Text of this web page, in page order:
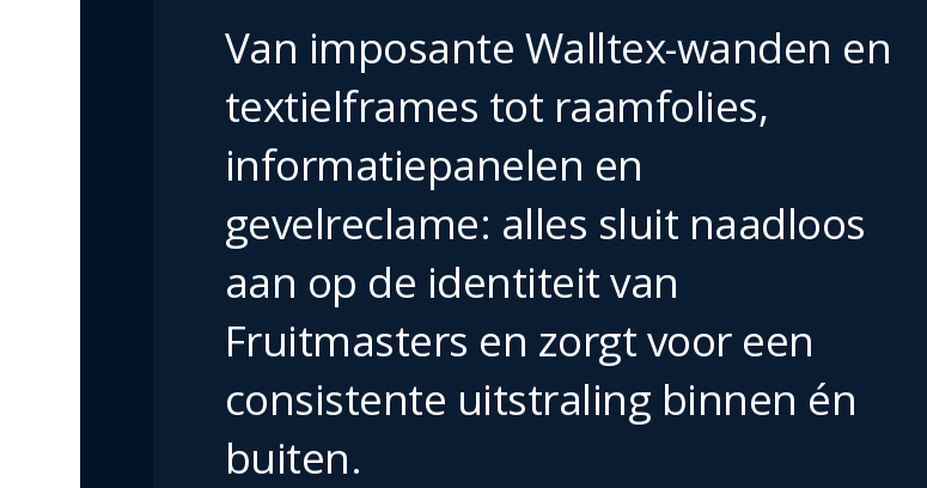
Van imposante Walltex-wanden en
textielframes tot raamfolies,
informatiepanelen en
gevelreclame: alles sluit naadloos
aan op de identiteit van
Fruitmasters en zorgt voor een
consistente uitstraling binnen én
buiten.